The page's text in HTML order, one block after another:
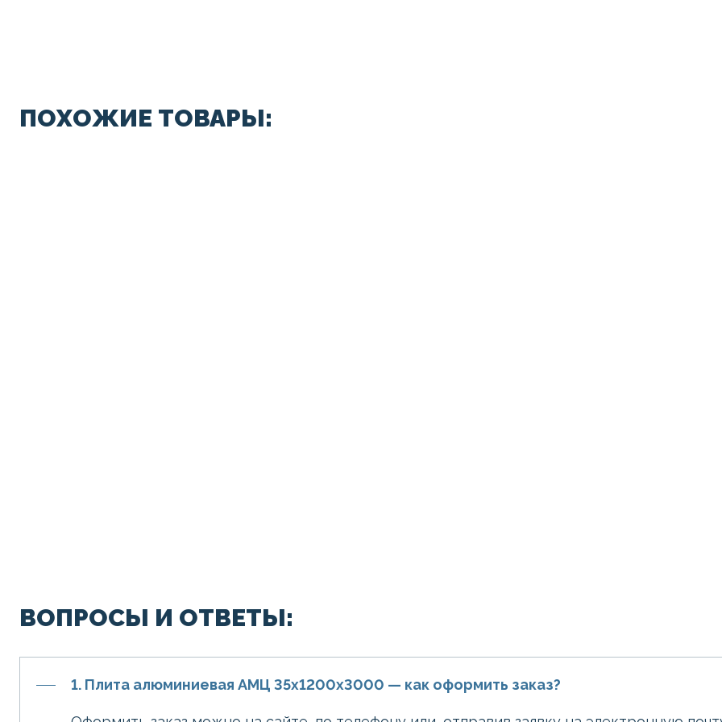
ПОХОЖИЕ ТОВАРЫ:
ВОПРОСЫ И ОТВЕТЫ:
1. Плита алюминиевая АМЦ 35х1200х3000 — как оформить заказ?